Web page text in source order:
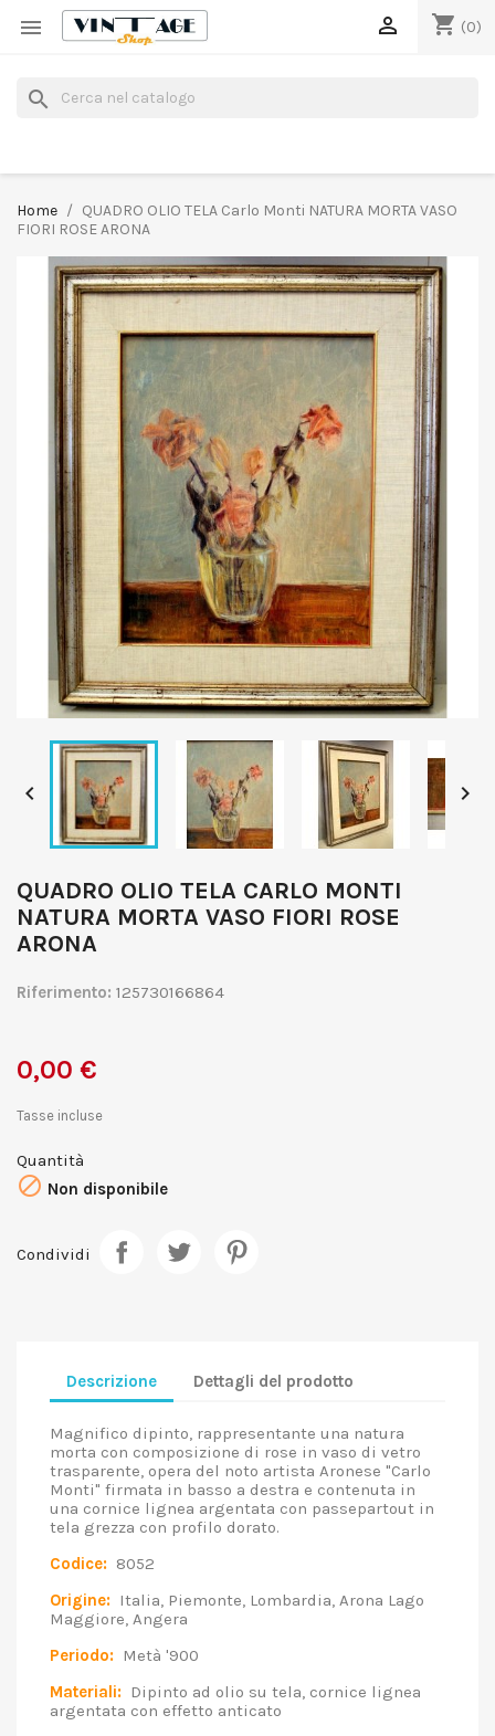
 shopping_cart (0)

search
Home
QUADRO OLIO TELA Carlo Monti NATURA MORTA VASO
FIORI ROSE ARONA
 
QUADRO OLIO TELA CARLO MONTI
NATURA MORTA VASO FIORI ROSE
ARONA
Riferimento: 125730166864
0,00 €
Tasse incluse
Quantità
 Non disponibile
Condividi
Descrizione Dettagli del prodotto
Magnifico dipinto, rappresentante una natura
morta con composizione di rose in vaso di vetro
trasparente, opera del noto artista Aronese "Carlo
Monti" firmata in basso a destra e contenuta in
una cornice lignea argentata con passepartout in
tela grezza con profilo dorato.
Codice: 8052
Origine: Italia, Piemonte, Lombardia, Arona Lago
Maggiore, Angera
Periodo: Metà '900
Materiali: Dipinto ad olio su tela, cornice lignea
argentata con effetto anticato